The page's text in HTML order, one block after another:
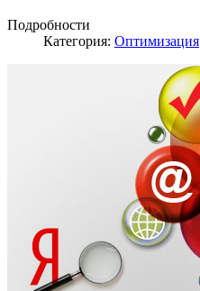
Подробности
Категория: Оптимизация